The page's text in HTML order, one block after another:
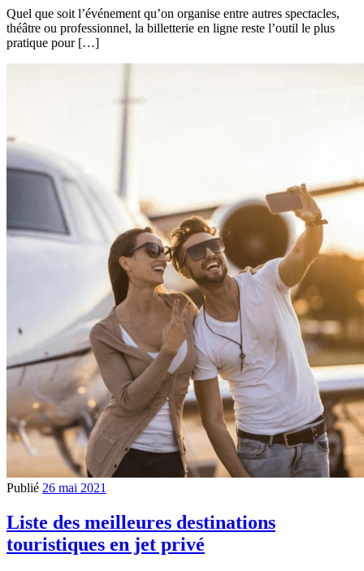
Quel que soit l’événement qu’on organise entre autres spectacles,
théâtre ou professionnel, la billetterie en ligne reste l’outil le plus
pratique pour […]
Publié 26 mai 2021
Liste des meilleures destinations
touristiques en jet privé